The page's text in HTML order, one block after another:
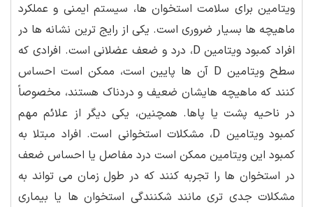
ویتامین برای سلامت استخوان ها، سیستم ایمنی و عملکرد
ماهیچه ها بسیار ضروری است. یکی از رایج ترین نشانه ها در
افراد کمبود ویتامین D، درد و ضعف عضلانی است. افرادی که
سطح ویتامین D آن ها پایین است، ممکن است احساس
کنند که ماهیچه هایشان ضعیف و دردناک هستند، مخصوصاً
در ناحیه پشت یا پاها. همچنین، یکی دیگر از علائم مهم
کمبود ویتامین D، مشکلات استخوانی است. افراد مبتلا به
کمبود این ویتامین ممکن است درد مفاصل یا احساس ضعف
در استخوان ها را تجربه کنند که در طول زمان می تواند به
مشکلات جدی تری مانند شکنندگی استخوان ها یا بیماری